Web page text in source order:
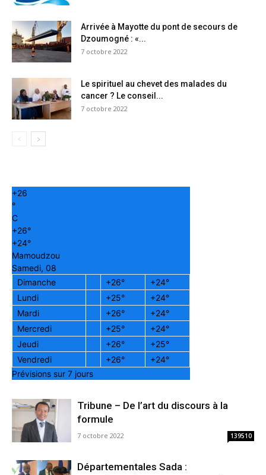
Arrivée à Mayotte du pont de secours de
Dzoumogné : «...
7 octobre 2022
Le spirituel au chevet des malades du
cancer ? Le conseil...
7 octobre 2022
+26
°
C
+26°
+24°
Mamoudzou
Samedi, 08
Dimanche
+26° +24°
Lundi
+25° +24°
Mardi
+26° +24°
Mercredi
+25° +24°
Jeudi
+26° +25°
Vendredi
+26° +24°
Prévisions sur 7 jours
Tribune – De l’art du discours à la
formule
7 octobre 2022 139510
Départementales Sada :